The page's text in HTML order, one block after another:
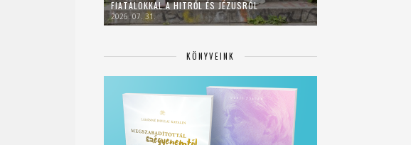
FIATALOKKAL A HITRŐL ÉS JÉZUSRÓL
2026. 07. 31.
KÖNYVEINK